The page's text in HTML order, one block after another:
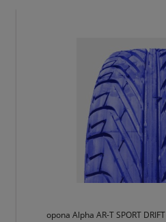
opona Alpha AR-T SPORT DRIFT